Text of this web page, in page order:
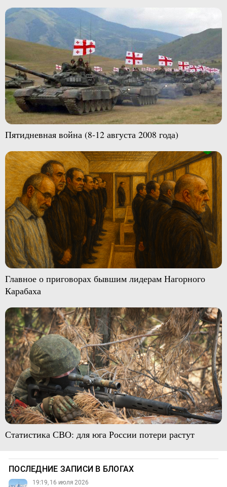
Пятидневная война (8-12 августа 2008 года)
Главное о приговорах бывшим лидерам Нагорного
Карабаха
Статистика СВО: для юга России потери растут
ПОСЛЕДНИЕ ЗАПИСИ В БЛОГАХ
19:19, 16 июля 2026